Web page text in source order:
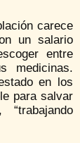
carece
un salario
entre
medicinas.
en los
para salvar